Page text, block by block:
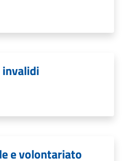
invalidi
e volontariato